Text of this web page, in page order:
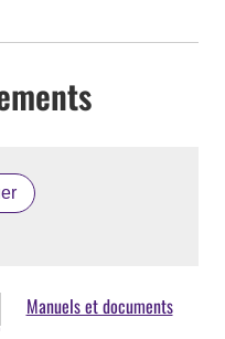
Manuels et documents